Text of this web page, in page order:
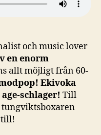
och music lover
en enorm
allt möjligt från 60-
Ekivoka
schlager! Till
tungviktsboxaren
till!